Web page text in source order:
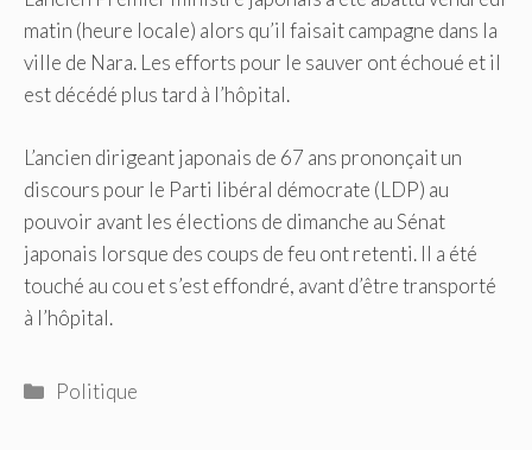
matin (heure locale) alors qu’il faisait campagne dans la
ville de Nara. Les efforts pour le sauver ont échoué et il
est décédé plus tard à l’hôpital.
L’ancien dirigeant japonais de 67 ans prononçait un
discours pour le Parti libéral démocrate (LDP) au
pouvoir avant les élections de dimanche au Sénat
japonais lorsque des coups de feu ont retenti. Il a été
touché au cou et s’est effondré, avant d’être transporté
à l’hôpital.
Catégories
Politique